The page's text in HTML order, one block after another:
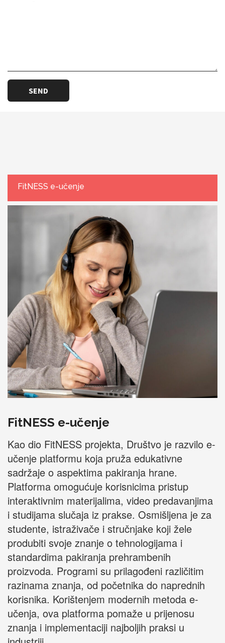
FitNESS e-učenje
FitNESS e-učenje
Kao dio FitNESS projekta, Društvo je razvilo e-
učenje platformu koja pruža edukativne
sadržaje o aspektima pakiranja hrane.
Platforma omogućuje korisnicima pristup
interaktivnim materijalima, video predavanjima
i studijama slučaja iz prakse. Osmišljena je za
studente, istraživače i stručnjake koji žele
produbiti svoje znanje o tehnologijama i
standardima pakiranja prehrambenih
proizvoda. Programi su prilagođeni različitim
razinama znanja, od početnika do naprednih
korisnika. Korištenjem modernih metoda e-
učenja, ova platforma pomaže u prijenosu
znanja i implementaciji najboljih praksi u